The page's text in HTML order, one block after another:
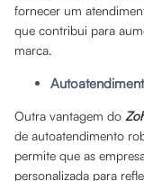
fornecer um
que contribui para
marca.
Outra vantagem do
de autoatendimento
permite que as
personalizada para